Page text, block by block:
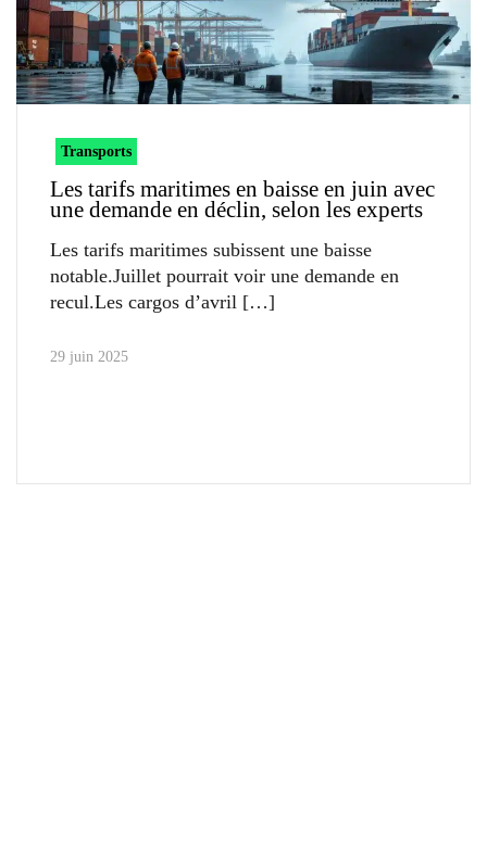
Transports
Les tarifs maritimes en baisse en juin avec
une demande en déclin, selon les experts
Les tarifs maritimes subissent une baisse
notable.Juillet pourrait voir une demande en
recul.Les cargos d’avril
29 juin 2025